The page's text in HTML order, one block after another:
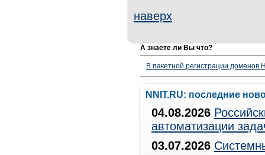
наверх
А знаете ли Вы что?
В пакетной регистрации доменов
NNIT.RU: последние
04.08.2026
автоматизации
03.07.2026